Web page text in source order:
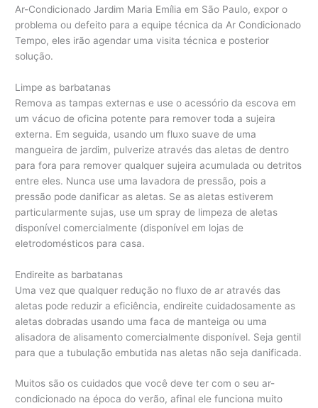
Ar-Condicionado Jardim Maria Emília em São Paulo, expor o
problema ou defeito para a equipe técnica da Ar Condicionado
Tempo, eles irão agendar uma visita técnica e posterior
solução.
Limpe as barbatanas
Remova as tampas externas e use o acessório da escova em
um vácuo de oficina potente para remover toda a sujeira
externa. Em seguida, usando um fluxo suave de uma
mangueira de jardim, pulverize através das aletas de dentro
para fora para remover qualquer sujeira acumulada ou detritos
entre eles. Nunca use uma lavadora de pressão, pois a
pressão pode danificar as aletas. Se as aletas estiverem
particularmente sujas, use um spray de limpeza de aletas
disponível comercialmente (disponível em lojas de
eletrodomésticos para casa.
Endireite as barbatanas
Uma vez que qualquer redução no fluxo de ar através das
aletas pode reduzir a eficiência, endireite cuidadosamente as
aletas dobradas usando uma faca de manteiga ou uma
alisadora de alisamento comercialmente disponível. Seja gentil
para que a tubulação embutida nas aletas não seja danificada.
Muitos são os cuidados que você deve ter com o seu ar-
condicionado na época do verão, afinal ele funciona muito